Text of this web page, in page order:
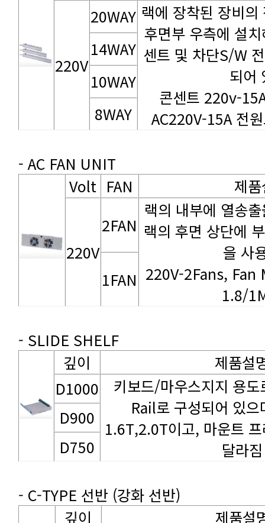
220V
20WAY
되어
콘센트 220v-
AC220V-15A 전
14WAY
10WAY
8WAY
- AC FAN UNIT
Volt FAN 제
220V
2FAN
을 사
1.8/
1FAN
- SLIDE SHELF
깊이
제품설
D1000
달라짐
D900
D750
- C-TYPE 선반 (강화 선반)
깊이
제품설